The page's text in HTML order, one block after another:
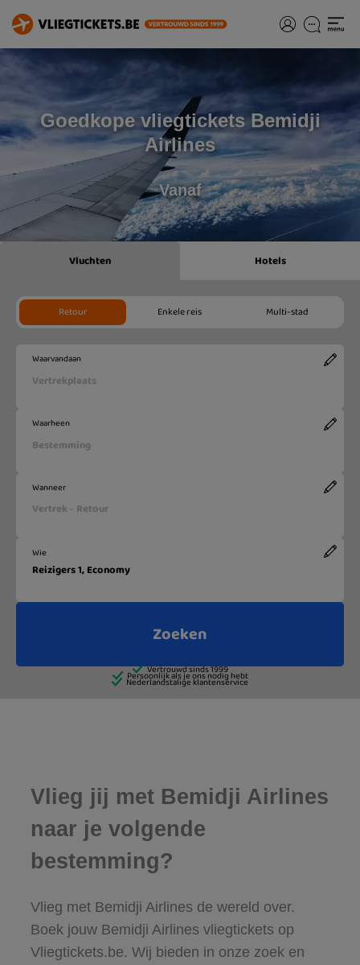
Goedkope vliegtickets Bemidji
Airlines
Vanaf
Vlieg jij met Bemidji Airlines
naar je volgende
bestemming?
Vlieg met Bemidji Airlines de wereld over.
Boek jouw Bemidji Airlines vliegtickets op
Vliegtickets.be. Wij bieden in onze zoek en